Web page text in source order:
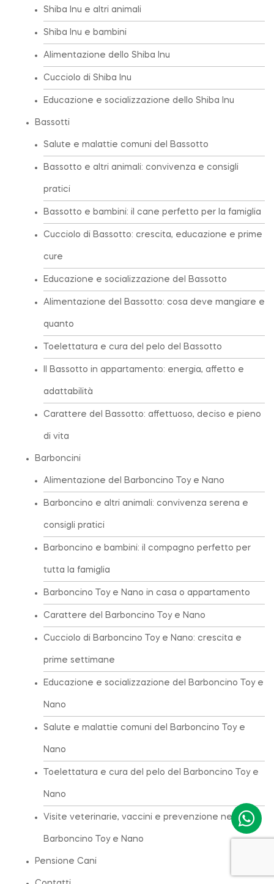
Shiba Inu e altri animali
Shiba Inu e bambini
Alimentazione dello Shiba Inu
Cucciolo di Shiba Inu
Educazione e socializzazione dello Shiba Inu
Bassotti
Salute e malattie comuni del Bassotto
Bassotto e altri animali: convivenza e consigli
pratici
Bassotto e bambini: il cane perfetto per la famiglia
Cucciolo di Bassotto: crescita, educazione e prime
cure
Educazione e socializzazione del Bassotto
Alimentazione del Bassotto: cosa deve mangiare e
quanto
Toelettatura e cura del pelo del Bassotto
Il Bassotto in appartamento: energia, affetto e
adattabilità
Carattere del Bassotto: affettuoso, deciso e pieno
di vita
Barboncini
Alimentazione del Barboncino Toy e Nano
Barboncino e altri animali: convivenza serena e
consigli pratici
Barboncino e bambini: il compagno perfetto per
tutta la famiglia
Barboncino Toy e Nano in casa o appartamento
Carattere del Barboncino Toy e Nano
Cucciolo di Barboncino Toy e Nano: crescita e
prime settimane
Educazione e socializzazione del Barboncino Toy e
Nano
Salute e malattie comuni del Barboncino Toy e
Nano
Toelettatura e cura del pelo del Barboncino Toy e
Nano
Visite veterinarie, vaccini e prevenzione nel
Barboncino Toy e Nano
Pensione Cani